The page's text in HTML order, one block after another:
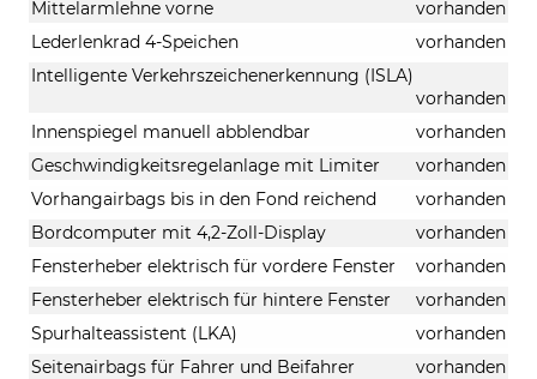
Mittelarmlehne vorne
vorhanden
Lederlenkrad 4-Speichen
vorhanden
Intelligente Verkehrszeichenerkennung (ISLA)
vorhanden
Innenspiegel manuell abblendbar
vorhanden
Geschwindigkeitsregelanlage mit Limiter
vorhanden
Vorhangairbags bis in den Fond reichend
vorhanden
Bordcomputer mit 4,2-Zoll-Display
vorhanden
Fensterheber elektrisch für vordere Fenster
vorhanden
Fensterheber elektrisch für hintere Fenster
vorhanden
Spurhalteassistent (LKA)
vorhanden
Seitenairbags für Fahrer und Beifahrer
vorhanden